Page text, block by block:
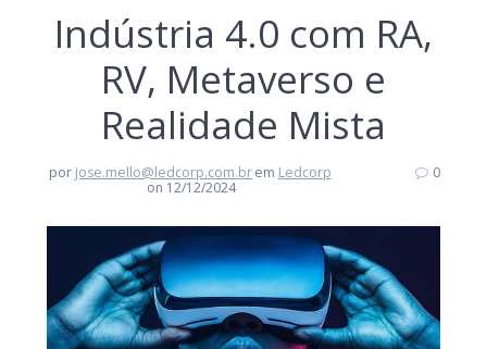
Indústria 4.0 com RA,
RV, Metaverso e
Realidade Mista
por jose.mello@ledcorp.com.brem Ledcorp
on 12/12/2024
0